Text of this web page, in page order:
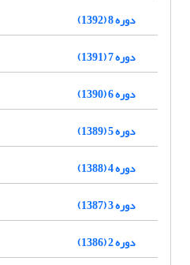
دوره 8 (1392)
دوره 7 (1391)
دوره 6 (1390)
دوره 5 (1389)
دوره 4 (1388)
دوره 3 (1387)
دوره 2 (1386)